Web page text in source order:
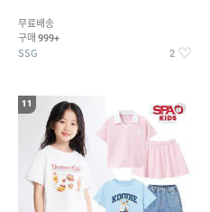
무료배송
구매 999+
SSG 2
11